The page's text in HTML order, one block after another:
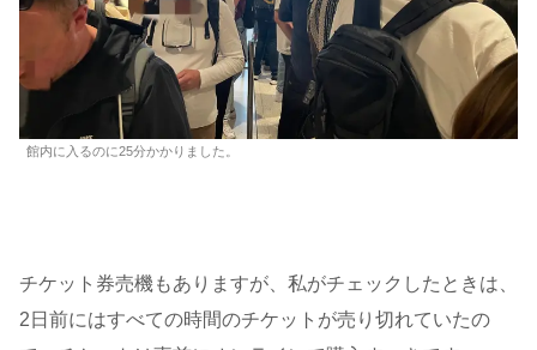
館内に入るのに25分かかりました。
チケット券売機もありますが、私がチェックしたときは、
2日前にはすべての時間のチケットが売り切れていたの